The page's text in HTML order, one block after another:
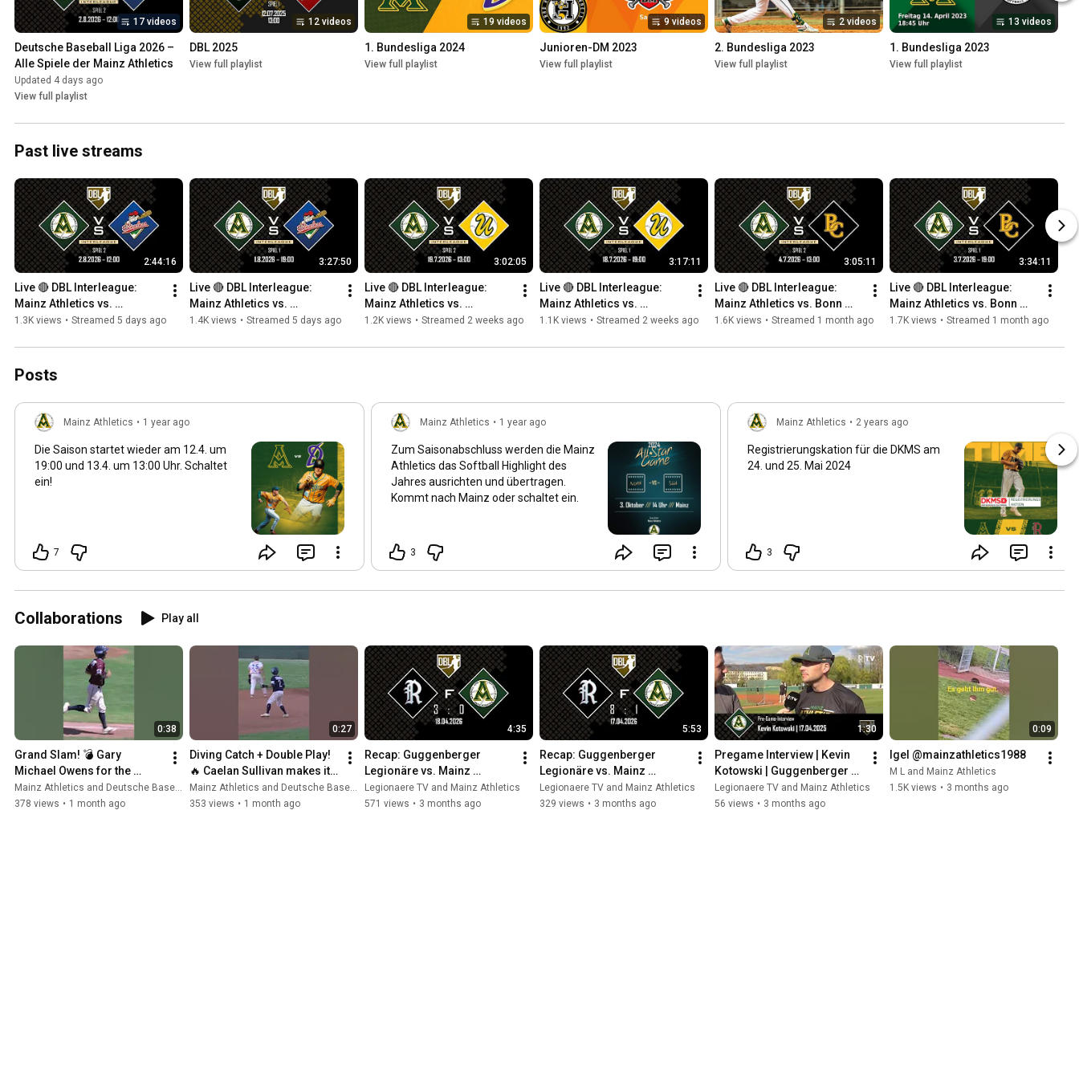
17 videos
Deutsche Baseball Liga 2026 –
Alle Spiele der Mainz Athletics
Updated 4 days ago
View full playlist
12 videos
DBL 2025
View full playlist
19 videos
1. Bundesliga 2024
View full playlist
9 videos
Junioren-DM 2023
View full playlist
2 videos
2. Bundesliga 2023
View full playlist
13 videos
1. Bundesliga 2023
View full playlist
Past live streams
2:44:16
Live 🔴 DBL Interleague:
Mainz Athletics vs.
Hamburg Stealers - Spiel 2
1.3K views • Streamed 5 days ago
3:27:50
Live 🔴 DBL Interleague:
Mainz Athletics vs.
Hamburg Stealers - Spiel 1
1.4K views • Streamed 5 days ago
3:02:05
Live 🔴 DBL Interleague:
Mainz Athletics vs.
Untouchables Paderborn -
1.2K views • Streamed 2 weeks ago
3:17:11
Live 🔴 DBL Interleague:
Mainz Athletics vs.
Untouchables Paderborn -
1.1K views • Streamed 2 weeks ago
3:05:11
Live 🔴 DBL Interleague:
Mainz Athletics vs. Bonn
Capitals - Spiel 2
1.6K views • Streamed 1 month ago
3:34:11
Live 🔴 DBL Interleague:
Mainz Athletics vs. Bonn
Capitals - Spiel 1
1.7K views • Streamed 1 month ago
Posts
Mainz Athletics • 1 year ago
Die Saison startet wieder am 12.4. um
19:00 und 13.4. um 13:00 Uhr. Schaltet
ein!
7
Mainz Athletics • 1 year ago
Zum Saisonabschluss werden die Mainz
Athletics das Softball Highlight des
Jahres ausrichten und übertragen.
Kommt nach Mainz oder schaltet ein.
3
Mainz Athletics • 2 years ago
Registrierungskation für die DKMS am
24. und 25. Mai 2024
3
Collaborations Play all
0:38
Grand Slam! 💣 Gary
Michael Owens for the
#Heideköpfe | Mainz
Athletics
Mainz Athletics and Deutsche Baseball Liga - DBL
378 views • 1 month ago
0:27
Diving Catch + Double Play!
🔥 Caelan Sullivan makes it
PERFECT | Mainz Athletics
vs. Heidenheim
Mainz Athletics and Deutsche Baseball Liga - DBL
353 views • 1 month ago
4:35
Recap: Guggenberger
Legionäre vs. Mainz
Athletics | DBL (April 18,
2026) | 3:0
Legionaere TV and Mainz Athletics
571 views • 3 months ago
5:53
Recap: Guggenberger
Legionäre vs. Mainz
Athletics | DBL (April 17,
2026) | 8:1
Legionaere TV and Mainz Athletics
329 views • 3 months ago
1:30
Pregame Interview | Kevin
Kotowski | Guggenberger
Legionäre vs. Mainz
Athletics | DBL 17.04.2026
Legionaere TV and Mainz Athletics
56 views • 3 months ago
0:09
Igel @mainzathletics1988
M L and Mainz Athletics
1.5K views • 3 months ago